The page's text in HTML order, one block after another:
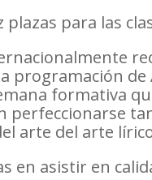
para las
de
formativa
perfeccionarse
arte del arte
en asistir en